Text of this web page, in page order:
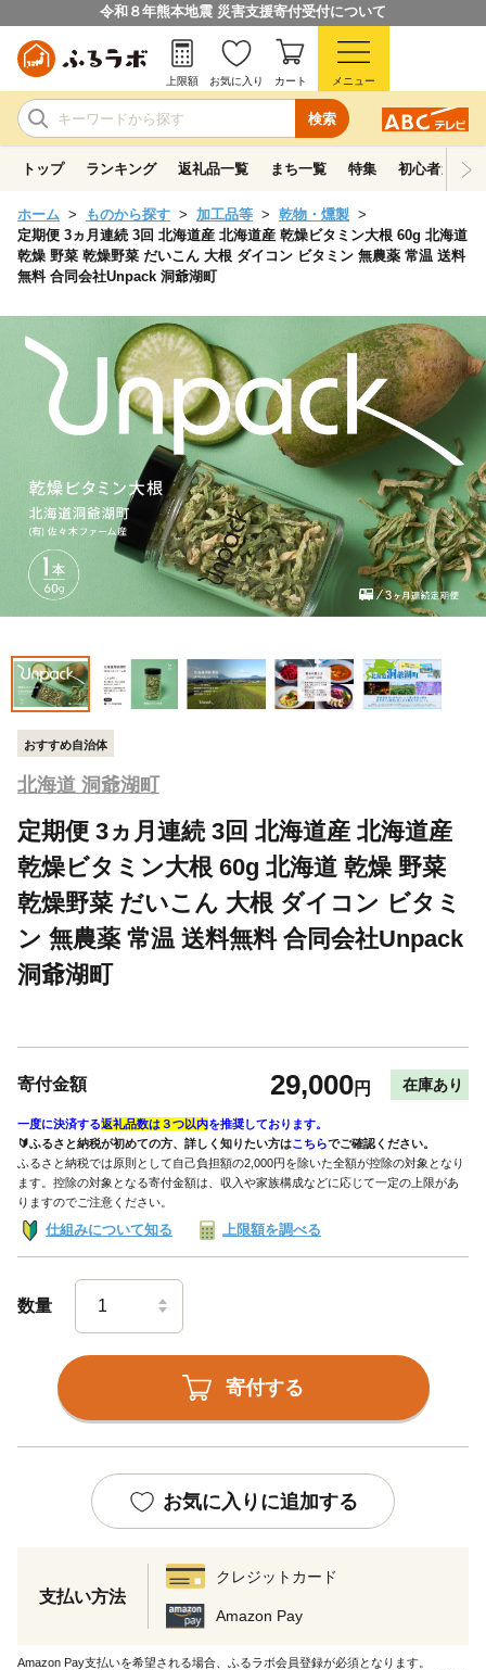
令和８年熊本地震 災害支援寄付受付について
検索
上限額 お気に入り カート メニュー
トップ ランキング 返礼品一覧 まち一覧 特集 初心者ガイド
ホーム ものから探す 加工品等
乾物・燻製
定期便 3ヵ月連続 3回 北海道産 北海道産 乾燥ビタミン大根 60g 北海道
乾燥 野菜 乾燥野菜 だいこん 大根 ダイコン ビタミン 無農薬 常温 送料
無料 合同会社Unpack 洞爺湖町
おすすめ自治体
北海道 洞爺湖町
定期便 3ヵ月連続 3回 北海道産 北海道産
乾燥ビタミン大根 60g 北海道 乾燥 野菜
乾燥野菜 だいこん 大根 ダイコン ビタミ
ン 無農薬 常温 送料無料 合同会社Unpack
洞爺湖町
寄付金額 29,000円 在庫あり
一度に決済する返礼品数は３つ以内を推奨しております。
🔰ふるさと納税が初めての方、詳しく知りたい方はこちらでご確認ください。
ふるさと納税では原則として自己負担額の2,000円を除いた全額が控除の対象となり
ます。控除の対象となる寄付金額は、収入や家族構成などに応じて一定の上限があ
りますのでご注意ください。
仕組みについて知る 上限額を調べる
数量
寄付する
お気に入りに追加する
支払い方法
クレジットカード
Amazon Pay
Amazon Pay支払いを希望される場合、ふるラボ会員登録が必須となります。